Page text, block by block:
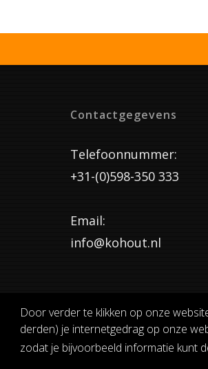
Door verder te klikken op onze
derden) je internetgedrag op onze
zodat je bijvoorbeeld informatie kunt
Contactgegevens
Telefoonnummer:
+31-(0)598-350 333
Email:
info@kohout.nl